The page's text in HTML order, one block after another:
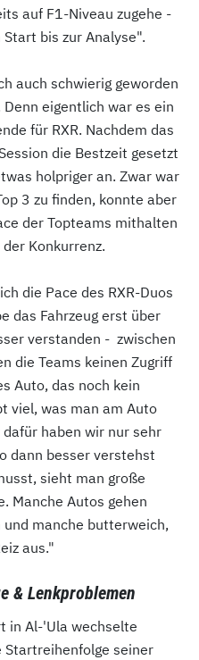
auf F1-Niveau zugehe -
bis zur Analyse".
auch schwierig geworden
eigentlich war es ein
für RXR. Nachdem das
die Bestzeit gesetzt
holpriger an. Zwar war
3 zu finden, konnte aber
der Topteams mithalten
Konkurrenz.
die Pace des RXR-Duos
das Fahrzeug erst über
verstanden - zwischen
die Teams keinen Zugriff
Auto, das noch kein
viel, was man am Auto
haben wir nur sehr
dann besser verstehst
sieht man große
Manche Autos gehen
manche butterweich,
aus."
& Lenkproblemen
in Al-'Ula wechselte
Startreihenfolge seiner